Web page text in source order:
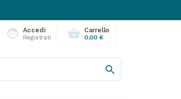
face Accedi
Registrati shopping_basket Carrello
0,00 €
